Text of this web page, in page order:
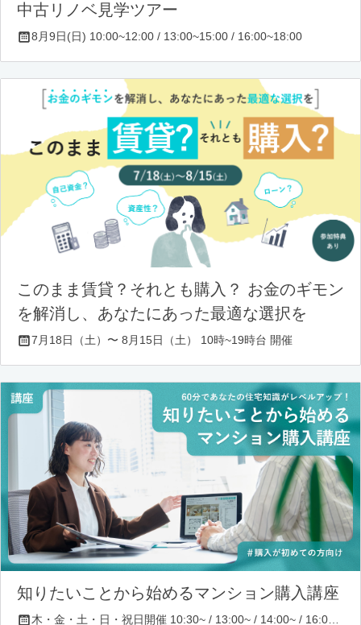
中古リノベ見学ツアー
8月9日(日) 10:00~12:00 / 13:00~15:00 / 16:00~18:00
このまま賃貸？それとも購入？ お金のギモン
を解消し、あなたにあった最適な選択を
7月18日（土）〜 8月15日（土） 10時~19時台 開催
知りたいことから始めるマンション購入講座
木・金・土・日・祝日開催 10:30~ / 13:00~ / 14:00~ / 16:00~ / 17:00~/ 18:30~/ 19:30~